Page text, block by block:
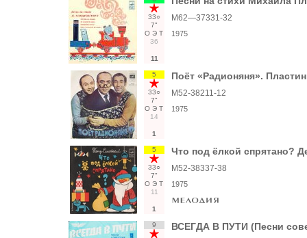
33○
7"
О Э Т
36
11
M62—37331-32
1975
5
33○
7"
О Э Т
14
1
Поёт «Радионяня».
М52-38211-12
1975
5
33○
7"
О Э Т
11
1
Что под ёлкой спрятано?
М52-38337-38
1975
9 ВСЕГДА В ПУТИ (Песни